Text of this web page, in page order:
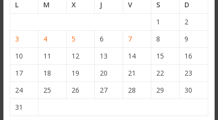
L
M X J V S
D
1
2
3
4 5 6 7 8
9
10
11 12 13 14 15
16
17
18 19 20 21 22
23
24
25 26 27 28 29
30
31